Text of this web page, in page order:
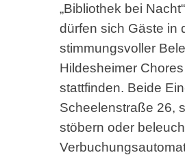
„Bibliothek bei
dürfen sich Gäste in
stimmungsvoller
Hildesheimer
stattfinden. Beide
Scheelenstraße 26,
stöbern oder